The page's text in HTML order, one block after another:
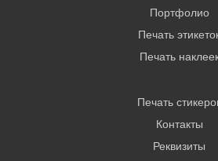
Портфолио
Печать
Печать
Печать
Контакты
Реквизиты